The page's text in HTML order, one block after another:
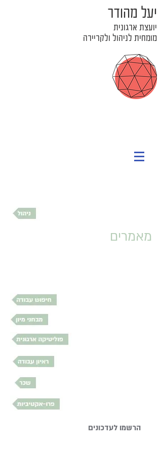
יעל מהודר
יועצת ארגונית
מומחית לניהול ולקריירה
מאמרים
הרשמו לעדכונים